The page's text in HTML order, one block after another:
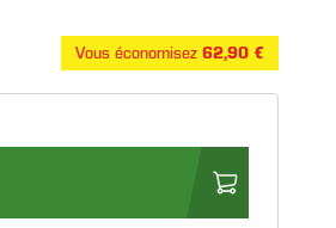
Vous économisez 62,90 €